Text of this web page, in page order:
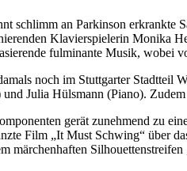
schlimm an Parkinson
Klavierspielerin Monika
fulminante Musik, wobei
noch im Stuttgarter
und Julia Hülsmann (Piano).
gerät zunehmend zu
Film „It Must Schwing“ über
märchenhaften